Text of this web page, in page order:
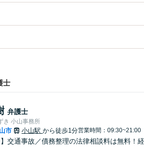
士
弁護士
き 小山事務所
市 小山駅 から徒歩1分営業時間：09:30~21:00
】交通事故／債務整理の法律相談料は無料